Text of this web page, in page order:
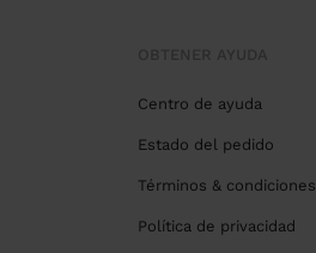
Centro de ayuda
Estado del pedido
Términos & condiciones
Política de privacidad